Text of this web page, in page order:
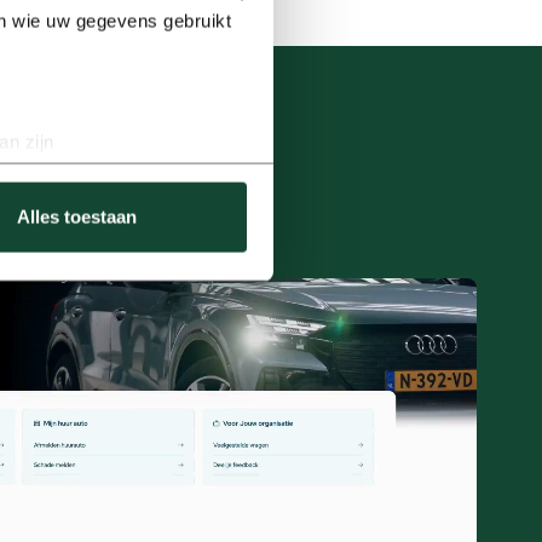
wie uw gegevens gebruikt
zijn
social media-functies
met onze partners voor
hebt gedeeld. Zo sluit
Alles toestaan